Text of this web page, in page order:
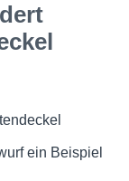
ein Beispiel